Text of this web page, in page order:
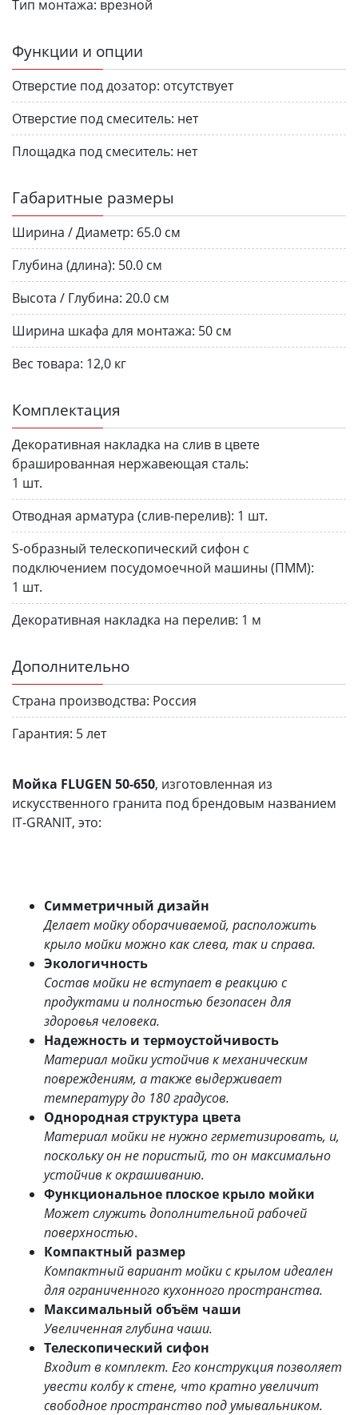
Тип монтажа: врезной
Функции и опции
Отверстие под дозатор: отсутствует
Отверстие под смеситель: нет
Площадка под смеситель: нет
Габаритные размеры
Ширина / Диаметр: 65.0 см
Глубина (длина): 50.0 см
Высота / Глубина: 20.0 см
Ширина шкафа для монтажа: 50 см
Вес товара: 12,0 кг
Комплектация
Декоративная накладка на слив в цвете
брашированная нержавеющая сталь:
1 шт.
Отводная арматура (слив-перелив): 1 шт.
S-образный телескопический сифон с
подключением посудомоечной машины (ПММ):
1 шт.
Декоративная накладка на перелив: 1 м
Дополнительно
Страна производства: Россия
Гарантия: 5 лет
Мойка FLUGEN 50-650, изготовленная из
искусственного гранита под брендовым названием
IT-GRANIT, это:
Симметричный дизайн
Делает мойку оборачиваемой, расположить
крыло мойки можно как слева, так и справа.
Экологичность
Состав мойки не вступает в реакцию с
продуктами и полностью безопасен для
здоровья человека.
Надежность и термоустойчивость
Материал мойки устойчив к механическим
повреждениям, а также выдерживает
температуру до 180 градусов.
Однородная структура цвета
Материал мойки не нужно герметизировать, и,
поскольку он не пористый, то он максимально
устойчив к окрашиванию.
Функциональное плоское крыло мойки
Может служить дополнительной рабочей
поверхностью.
Компактный размер
Компактный вариант мойки с крылом идеален
для ограниченного кухонного пространства.
Максимальный объём чаши
Увеличенная глубина чаши.
Телескопический сифон
Входит в комплект. Его конструкция позволяет
увести колбу к стене, что кратно увеличит
свободное пространство под умывальником.